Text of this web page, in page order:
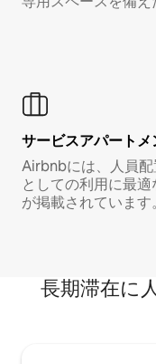
サービスアパート
Airbnbには、人員
としての利用に最
が掲載されています。
長期滞在に